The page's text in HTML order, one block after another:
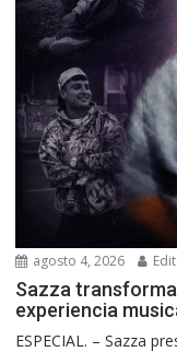
agosto 4, 2026
Sazza
experiencia
ESPECIAL. – Sazza